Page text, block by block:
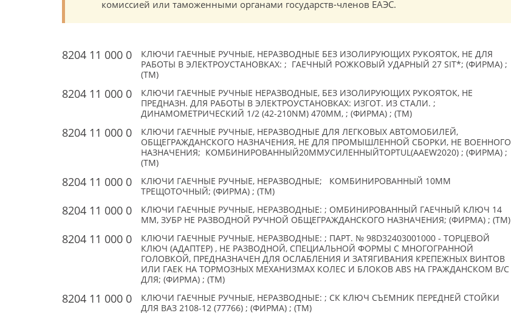
комиссией или таможенными органами государств-членов ЕАЭС.
8204 11 000 0
КЛЮЧИ ГАЕЧНЫЕ РУЧНЫЕ, НЕРАЗВОДНЫЕ БЕЗ ИЗОЛИРУЮЩИХ РУКОЯТОК, НЕ ДЛЯ
РАБОТЫ В ЭЛЕКТРОУСТАНОВКАХ: ; ГАЕЧНЫЙ РОЖКОВЫЙ УДАРНЫЙ 27 SIT*; (ФИРМА) ;
(TM)
8204 11 000 0
КЛЮЧИ ГАЕЧНЫЕ РУЧНЫЕ НЕРАЗВОДНЫЕ, БЕЗ ИЗОЛИРУЮЩИХ РУКОЯТОК, НЕ
ПРЕДНАЗН. ДЛЯ РАБОТЫ В ЭЛЕКТРОУСТАНОВКАХ: ИЗГОТ. ИЗ СТАЛИ. ;
ДИНАМОМЕТРИЧЕСКИЙ 1/2 (42-210NM) 470ММ, ; (ФИРМА) ; (TM)
8204 11 000 0
КЛЮЧИ ГАЕЧНЫЕ РУЧНЫЕ, НЕРАЗВОДНЫЕ ДЛЯ ЛЕГКОВЫХ АВТОМОБИЛЕЙ,
ОБЩЕГРАЖДАНСКОГО НАЗНАЧЕНИЯ, НЕ ДЛЯ ПРОМЫШЛЕННОЙ СБОРКИ, НЕ ВОЕННОГО
НАЗНАЧЕНИЯ; КОМБИНИРОВАННЫЙ20ММУСИЛЕННЫЙTOPTUL(AAEW2020) ; (ФИРМА) ;
(TM)
8204 11 000 0
КЛЮЧИ ГАЕЧНЫЕ РУЧНЫЕ, НЕРАЗВОДНЫЕ; КОМБИНИРОВАННЫЙ 10ММ
ТРЕЩОТОЧНЫЙ; (ФИРМА) ; (TM)
8204 11 000 0
КЛЮЧИ ГАЕЧНЫЕ РУЧНЫЕ, НЕРАЗВОДНЫЕ: ; ОМБИНИРОВАННЫЙ ГАЕЧНЫЙ КЛЮЧ 14
ММ, ЗУБР НЕ РАЗВОДНОЙ РУЧНОЙ ОБЩЕГРАЖДАНСКОГО НАЗНАЧЕНИЯ; (ФИРМА) ; (TM)
8204 11 000 0
КЛЮЧИ ГАЕЧНЫЕ РУЧНЫЕ, НЕРАЗВОДНЫЕ: ; ПАРТ. № 98D32403001000 - ТОРЦЕВОЙ
КЛЮЧ (АДАПТЕР) , НЕ РАЗВОДНОЙ, СПЕЦИАЛЬНОЙ ФОРМЫ С МНОГОГРАННОЙ
ГОЛОВКОЙ, ПРЕДНАЗНАЧЕН ДЛЯ ОСЛАБЛЕНИЯ И ЗАТЯГИВАНИЯ КРЕПЕЖНЫХ ВИНТОВ
ИЛИ ГАЕК НА ТОРМОЗНЫХ МЕХАНИЗМАХ КОЛЕС И БЛОКОВ ABS НА ГРАЖДАНСКОМ В/С
ДЛЯ; (ФИРМА) ; (TM)
8204 11 000 0
КЛЮЧИ ГАЕЧНЫЕ РУЧНЫЕ, НЕРАЗВОДНЫЕ: ; СК КЛЮЧ СЪЕМНИК ПЕРЕДНЕЙ СТОЙКИ
ДЛЯ ВАЗ 2108-12 (77766) ; (ФИРМА) ; (TM)